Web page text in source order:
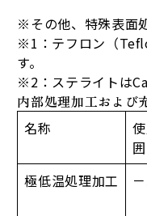
※その他、特殊表面
※1：テフロン（
す。
※2：ステライトは
内部処理加工および
名称
極低温処理加工